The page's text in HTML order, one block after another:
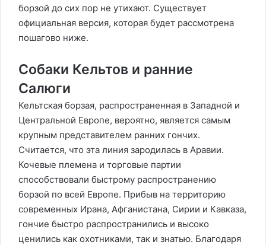
борзой до сих пор не утихают. Существует
официальная версия, которая будет рассмотрена
пошагово ниже.
Собаки Кельтов и ранние
Салюги
Кельтская борзая, распространенная в Западной и
Центральной Европе, вероятно, является самым
крупным представителем ранних гончих.
Считается, что эта линия зародилась в Аравии.
Кочевые племена и торговые партии
способствовали быстрому распространению
борзой по всей Европе. Прибыв на территорию
современных Ирана, Афганистана, Сирии и Кавказа,
гончие быстро распространились и высоко
ценились как охотниками, так и знатью. Благодаря